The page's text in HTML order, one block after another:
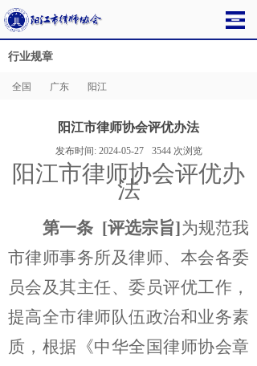
行业规章
全国 广东 阳江
阳江市律师协会评优办法
发布时间: 2024-05-27 3544 次浏览
阳江市律师协会评优办
法
第一条 [评选宗旨]为规范我
市律师事务所及律师、本会各委
员会及其主任、委员评优工作，
提高全市律师队伍政治和业务素
质，根据《中华全国律师协会章